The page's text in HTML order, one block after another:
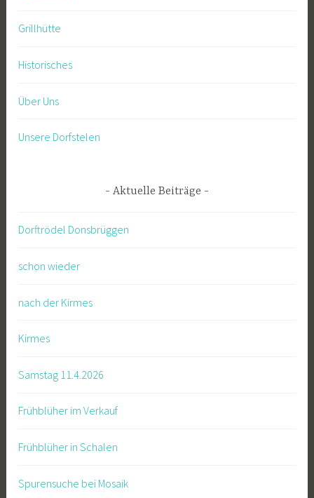
Grillhütte
Historisches
Über Uns
Unsere Dorfstelen
Aktuelle Beiträge
Dorftrödel Donsbrüggen
schon wieder
nach der Kirmes
Kirmes
Samstag 11.4.2026
Frühblüher im Verkauf
Frühblüher in Schalen
Spurensuche bei Mosaik